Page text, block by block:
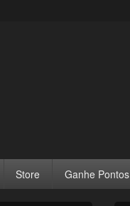
Store Ganhe Pontos